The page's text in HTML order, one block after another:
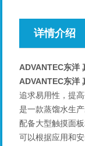
详情介绍
ADVANTEC东洋
ADVANTEC东洋
追求易用性，提
是一款蒸馏水生
配备大型触摸面
可以根据应用和